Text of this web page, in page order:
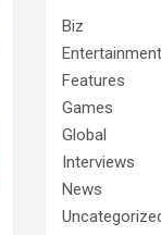
Biz
Entertainment
Features
Games
Global
Interviews
News